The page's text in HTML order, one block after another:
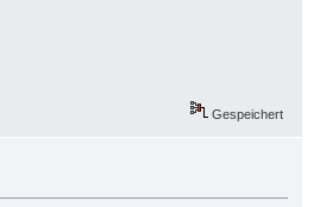
Gespeichert